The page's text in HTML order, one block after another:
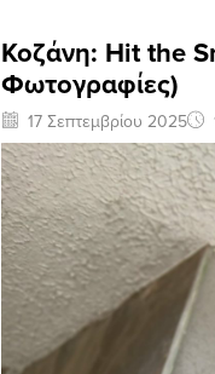
Κοζάνη: Hit the
Φωτογραφίες)
17 Σεπτεμβρίου 2025